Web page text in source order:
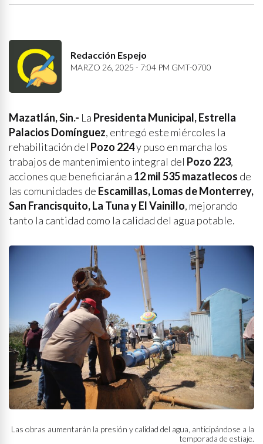
Redacción Espejo
MARZO 26, 2025 - 7:04 PM GMT-0700
Mazatlán, Sin.- La Presidenta Municipal, Estrella
Palacios Domínguez, entregó este miércoles la
rehabilitación del Pozo 224y puso en marcha los
trabajos de mantenimiento integral del Pozo 223,
acciones que beneficiarán a 12 mil 535 mazatlecos de
las comunidades de Escamillas, Lomas de Monterrey,
San Francisquito, La Tuna y El Vainillo, mejorando
tanto la cantidad como la calidad del agua potable.
Las obras aumentarán la presión y calidad del agua, anticipándose a la
temporada de estiaje.